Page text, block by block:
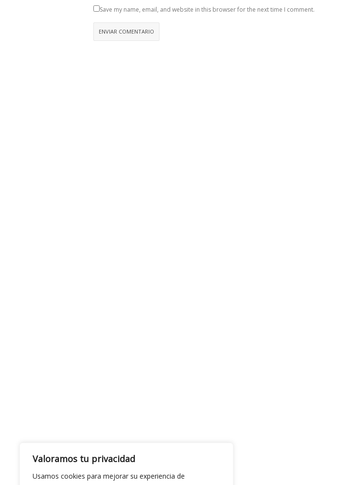
Valoramos tu privacidad
Usamos cookies para mejorar su experiencia de
Save my name, email, and website in this browser for the next time I comment.